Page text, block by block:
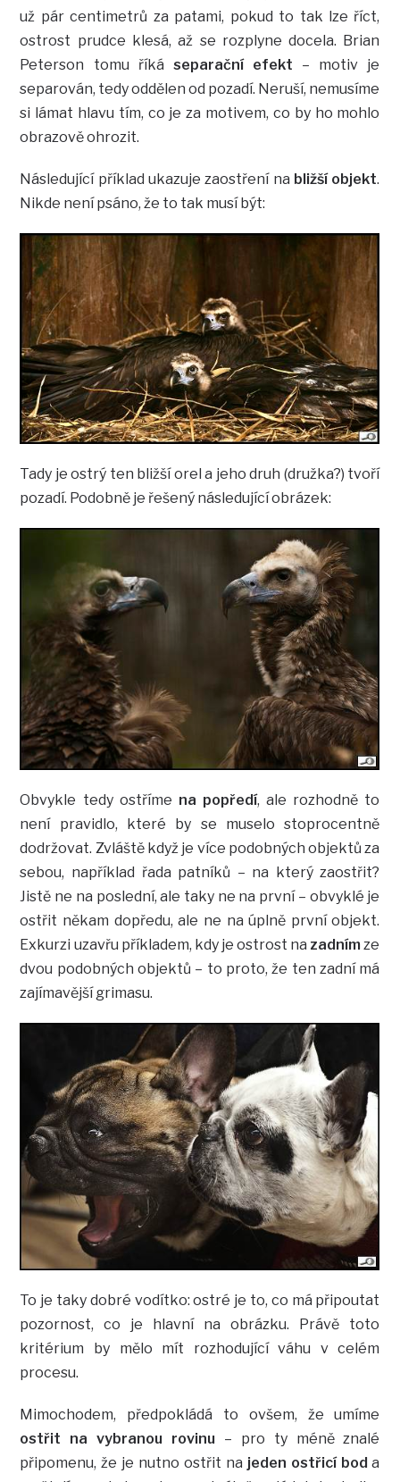
už pár centimetrů za patami, pokud to tak lze říct,
ostrost prudce klesá, až se rozplyne docela. Brian
Peterson tomu říká separační efekt – motiv je
separován, tedy oddělen od pozadí. Neruší, nemusíme
si lámat hlavu tím, co je za motivem, co by ho mohlo
obrazově ohrozit.
Následující příklad ukazuje zaostření na bližší objekt.
Nikde není psáno, že to tak musí být:
Tady je ostrý ten bližší orel a jeho druh (družka?) tvoří
pozadí. Podobně je řešený následující obrázek:
Obvykle tedy ostříme na popředí, ale rozhodně to
není pravidlo, které by se muselo stoprocentně
dodržovat. Zvláště když je více podobných objektů za
sebou, například řada patníků – na který zaostřit?
Jistě ne na poslední, ale taky ne na první – obvyklé je
ostřit někam dopředu, ale ne na úplně první objekt.
Exkurzi uzavřu příkladem, kdy je ostrost na zadnímze
dvou podobných objektů – to proto, že ten zadní má
zajímavější grimasu.
To je taky dobré vodítko: ostré je to, co má připoutat
pozornost, co je hlavní na obrázku. Právě toto
kritérium by mělo mít rozhodující váhu v celém
procesu.
Mimochodem, předpokládá to ovšem, že umíme
ostřit na vybranou rovinu – pro ty méně znalé
připomenu, že je nutno ostřit na jeden ostřicí boda